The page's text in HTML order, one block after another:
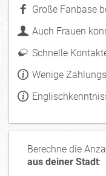
Große Fanbase
Auch Frauen
Schnelle
Wenige
Berechne die
aus deiner Stadt: